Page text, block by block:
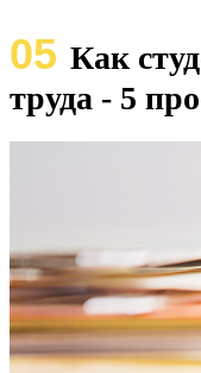
05 Как
труда - 5